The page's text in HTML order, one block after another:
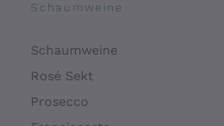
Schaumweine
Schaumweine
Rosé Sekt
Prosecco